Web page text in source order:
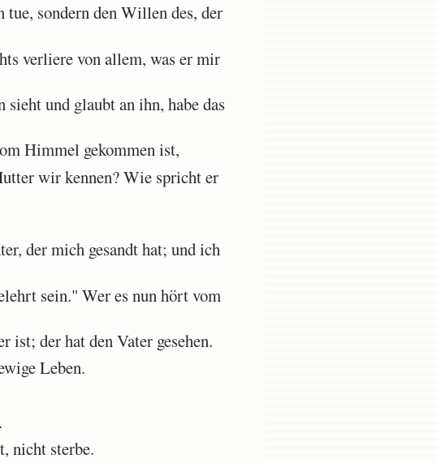
sondern den Willen des, der
verliere von allem, was er mir
und glaubt an ihn, habe das
Himmel gekommen ist,
wir kennen? Wie spricht er
der mich gesandt hat; und ich
sein." Wer es nun hört vom
ist; der hat den Vater gesehen.
Leben.
nicht sterbe.